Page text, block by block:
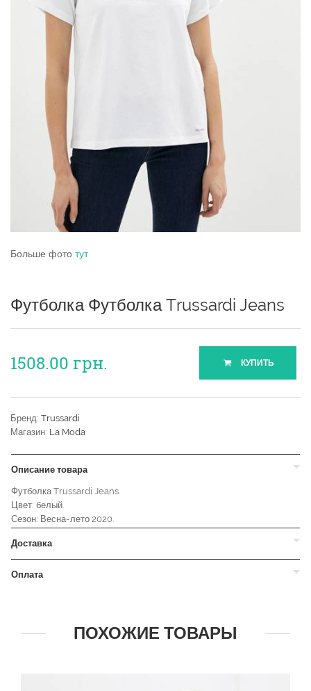
Больше фото тут
Футболка Футболка Trussardi Jeans
1508.00 грн. КУПИТЬ
Бренд: Trussardi
Магазин: La Moda
Описание товара
Футболка Trussardi Jeans.
Цвет: белый.
Сезон: Весна-лето 2020.
Доставка
Оплата
ПОХОЖИЕ ТОВАРЫ